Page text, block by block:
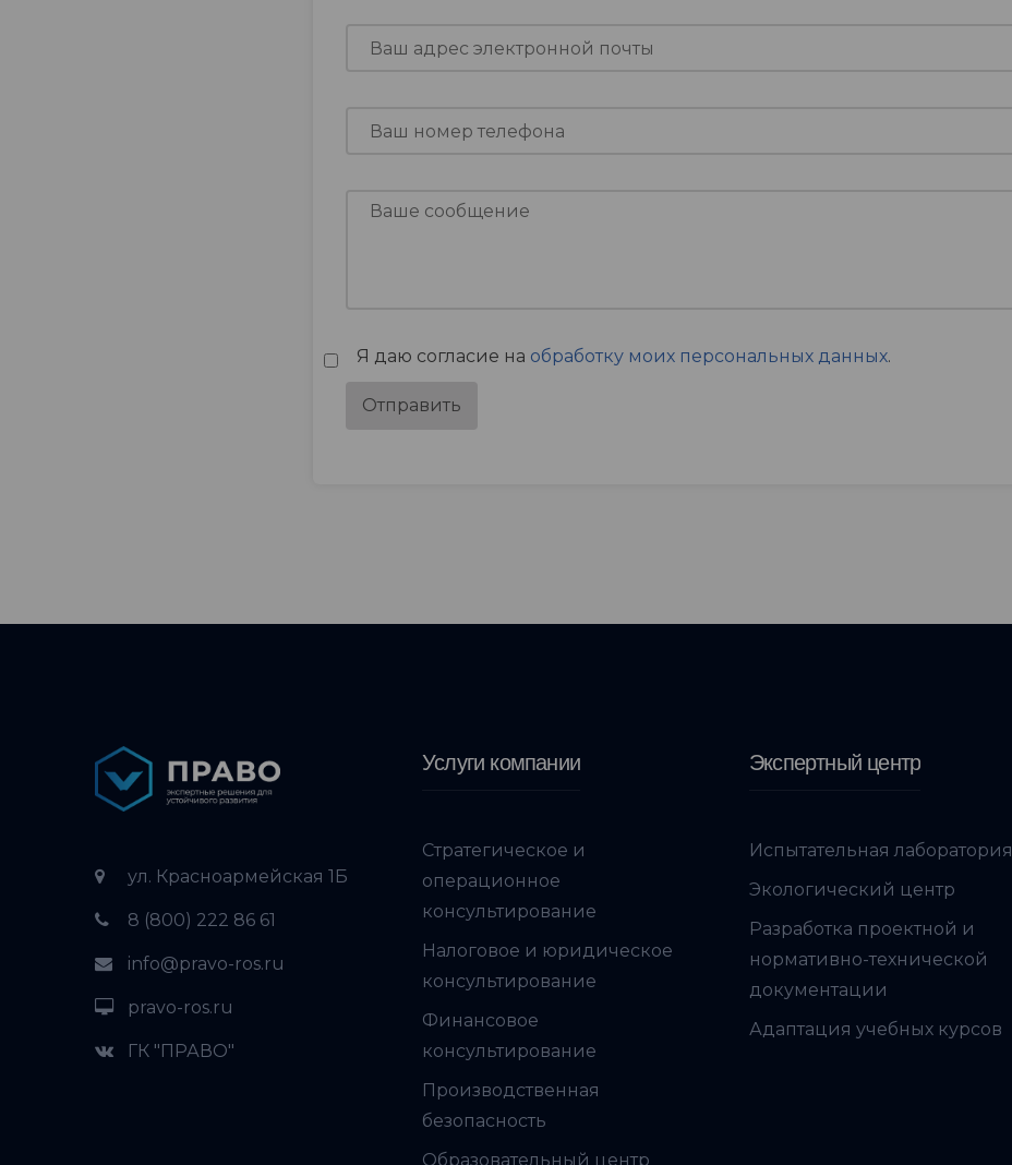
Я даю согласие на обработку моих персональных данных.
ул. Красноармейская 1Б
8 (800) 222 86 61
info@pravo-ros.ru
pravo-ros.ru
ГК "ПРАВО"
Услуги компании
Стратегическое и
операционное
консультирование
Налоговое и юридическое
консультирование
Финансовое
консультирование
Производственная
безопасность
Образовательный центр
Экспертный центр
Испытательная лаборатория
Экологический центр
Разработка проектной и
нормативно-технической
документации
Адаптация учебных курсов